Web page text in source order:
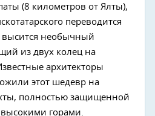
(8 километров от Ялты),
переводится
высится необычный
из двух колец на
архитекторы
этот шедевр на
полностью защищенной
горами.